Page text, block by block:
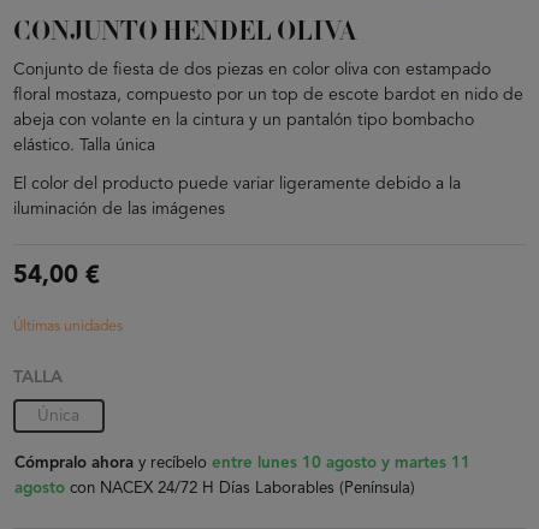
CONJUNTO HENDEL OLIVA
Conjunto de fiesta de dos piezas en color oliva con estampado
floral mostaza, compuesto por un top de escote bardot en nido de
abeja con volante en la cintura y un pantalón tipo bombacho
elástico. Talla única
El color del producto puede variar ligeramente debido a la
iluminación de las imágenes
54,00 €
Últimas unidades
TALLA
Única
Cómpralo ahoray recíbelo entre lunes 10 agosto y martes 11
agosto con NACEX 24/72 H Días Laborables (Península)